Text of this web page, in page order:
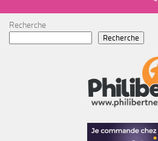
Recherche
Recherche